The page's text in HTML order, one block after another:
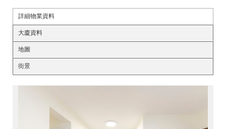
詳細物業資料
大廈資料
地圖
街景